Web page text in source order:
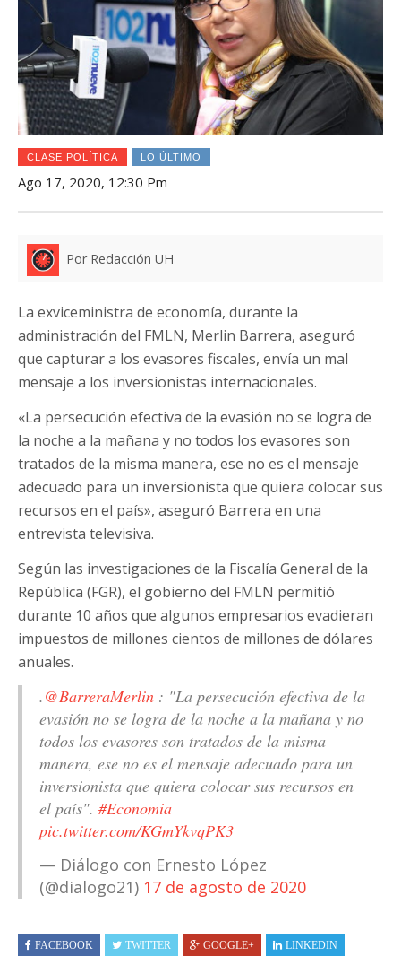
CLASE POLÍTICA LO ÚLTIMO
Ago 17, 2020, 12:30 Pm
Por Redacción UH
La exviceministra de economía, durante la
administración del FMLN, Merlin Barrera, aseguró
que capturar a los evasores fiscales, envía un mal
mensaje a los inversionistas internacionales.
«La persecución efectiva de la evasión no se logra de
la noche a la mañana y no todos los evasores son
tratados de la misma manera, ese no es el mensaje
adecuado para un inversionista que quiera colocar sus
recursos en el país», aseguró Barrera en una
entrevista televisiva.
Según las investigaciones de la Fiscalía General de la
República (FGR), el gobierno del FMLN permitió
durante 10 años que algunos empresarios evadieran
impuestos de millones cientos de millones de dólares
anuales.
.@BarreraMerlin : "La persecución efectiva de la
evasión no se logra de la noche a la mañana y no
todos los evasores son tratados de la misma
manera, ese no es el mensaje adecuado para un
inversionista que quiera colocar sus recursos en
el país". #Economia
pic.twitter.com/KGmYkvqPK3
— Diálogo con Ernesto López
(@dialogo21) 17 de agosto de 2020
FACEBOOK TWITTER GOOGLE+ LINKEDIN